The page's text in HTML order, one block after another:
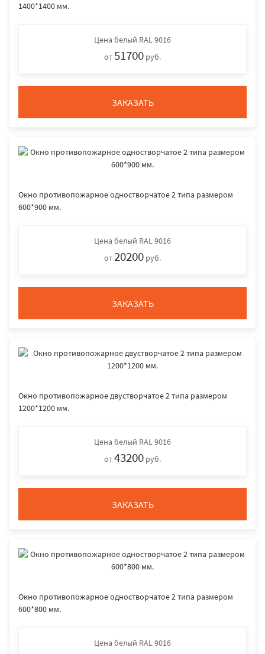
1400*1400 мм.
Цена белый RAL 9016
от51700 руб.
ЗАКАЗАТЬ
Окно противопожарное одностворчатое 2 типа размером
600*900 мм.
Цена белый RAL 9016
от20200 руб.
ЗАКАЗАТЬ
Окно противопожарное двустворчатое 2 типа размером
1200*1200 мм.
Цена белый RAL 9016
от43200 руб.
ЗАКАЗАТЬ
Окно противопожарное одностворчатое 2 типа размером
600*800 мм.
Цена белый RAL 9016